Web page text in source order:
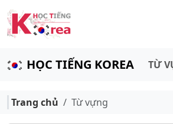
HỌC TIẾNG KOREA TỪ
Trang chủ Từ vựng